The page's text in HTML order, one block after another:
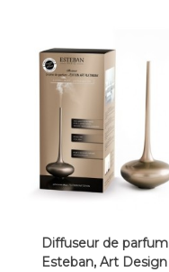
Diffuseur de parfum
Esteban, Art Design